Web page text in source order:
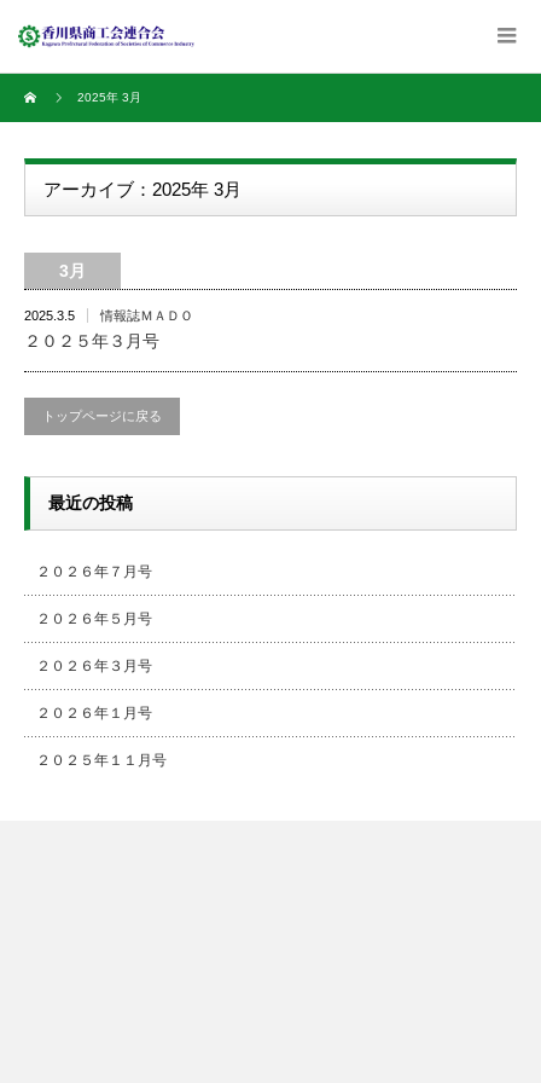
2025年 3月
アーカイブ：2025年 3月
3月
2025.3.5 情報誌ＭＡＤＯ
２０２５年３月号
トップページに戻る
最近の投稿
２０２６年７月号
２０２６年５月号
２０２６年３月号
２０２６年１月号
２０２５年１１月号